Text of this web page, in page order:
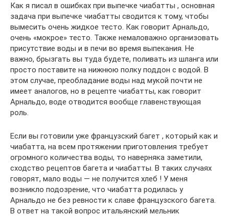
Как я писал в ошибках при выпечке чиабатты , основная
задача при выпечке чиабатты сводится к тому, чтобы
вымесить очень жидкое тесто. Как говорит Арнальдо,
очень «мокрое» тесто. Также немаловажно организовать
присутствие воды и в печи во время выпекания. Не
важно, брызгать вы туда будете, поливать из шланга или
просто поставите на нижнюю полку поддон с водой. В
этом случае, преобладание воды над мукой почти не
имеет аналогов, но в рецепте чиабатты, как говорит
Арнальдо, воде отводится вообще главенствующая
роль.
Если вы готовили уже французский багет , который как и
чиабатта, на всем протяжении приготовления требует
огромного количества воды, то наверняка заметили,
сходство рецептов багета и чиабатты. В таких случаях
говорят, мало воды — не получится хлеб ! У меня
возникло подозрение, что чиабатта родилась у
Арнальдо не без ревности к славе французского багета.
В ответ на такой вопрос итальянский мельник